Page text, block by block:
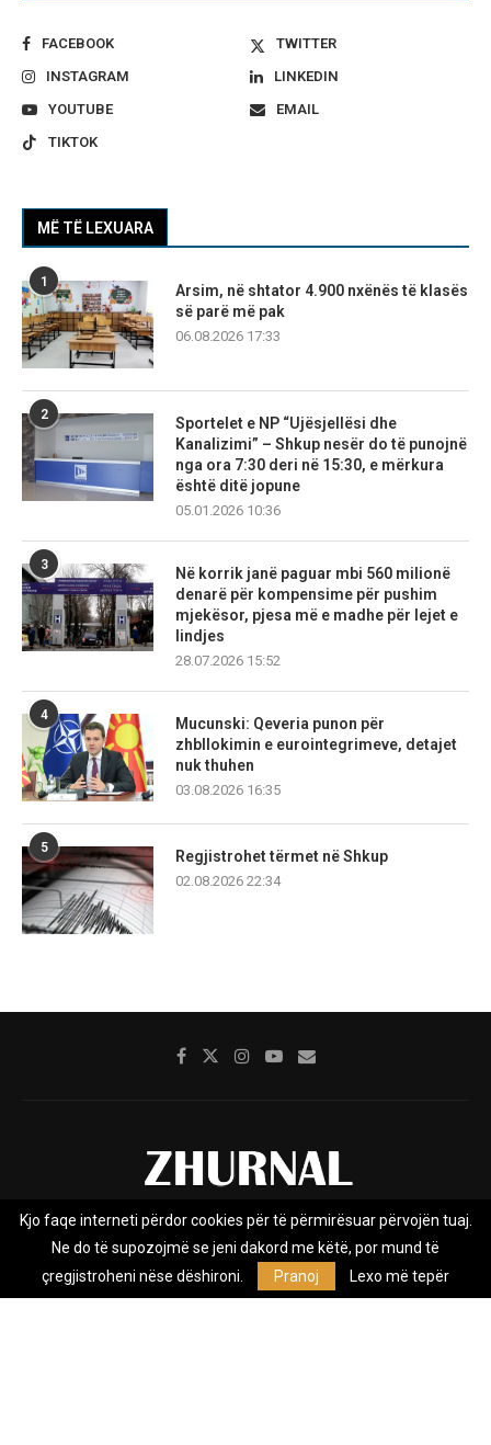
FACEBOOK
TWITTER
INSTAGRAM
LINKEDIN
YOUTUBE
EMAIL
TIKTOK
MË TË LEXUARA
1
Arsim, në shtator 4.900 nxënës të klasës
së parë më pak
06.08.2026 17:33
2
Sportelet e NP “Ujësjellësi dhe
Kanalizimi” – Shkup nesër do të punojnë
nga ora 7:30 deri në 15:30, e mërkura
është ditë jopune
05.01.2026 10:36
3
Në korrik janë paguar mbi 560 milionë
denarë për kompensime për pushim
mjekësor, pjesa më e madhe për lejet e
lindjes
28.07.2026 15:52
4
Mucunski: Qeveria punon për
zhbllokimin e eurointegrimeve, detajet
nuk thuhen
03.08.2026 16:35
5
Regjistrohet tërmet në Shkup
02.08.2026 22:34
Rreth nesh Impresumi Marketing
Privacy Policy
Zhurnal.mk është Agjenci e Lajmeve e pavarur, e themeluar në vitin
Kjo faqe interneti përdor cookies për të përmirësuar përvojën tuaj.
Ne do të supozojmë se jeni dakord me këtë, por mund të
çregjistroheni nëse dëshironi.
Pranoj Lexo më tepër